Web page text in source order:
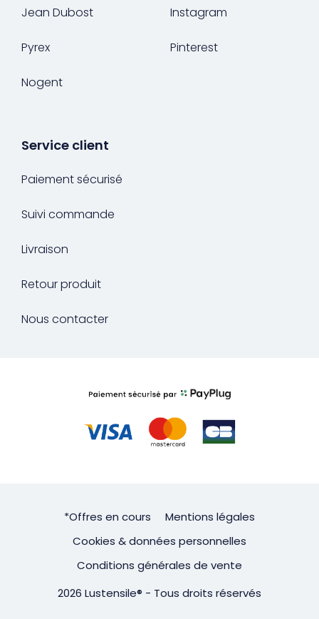
Jean Dubost
Pyrex
Nogent
Instagram
Pinterest
Service client
Paiement sécurisé
Suivi commande
Livraison
Retour produit
Nous contacter
*Offres en cours
Mentions légales
Cookies & données personnelles
Conditions générales de vente
2026 Lustensile® - Tous droits réservés